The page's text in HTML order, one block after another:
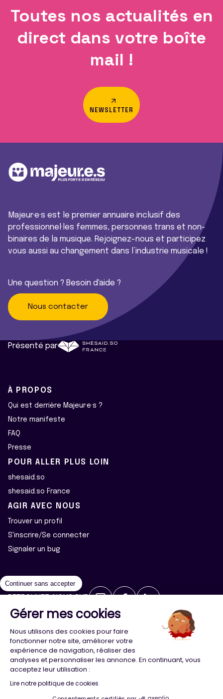
Toutes nos actualités en
direct dans votre boîte
mail !
NEWSLETTER
Majeur·e·s est le premier annuaire inclusif des
professionnel·les femmes, personnes trans et non-
binaires de la musique. Rejoignez-nous et participez
vous aussi au changement dans l’industrie musicale !
Une question ? Besoin d'aide ?
Nous contacter
Présenté par
À PROPOS
Qui est derrière Majeur·e·s ?
Notre manifeste
FAQ
Presse
POUR ALLER PLUS LOIN
shesaid.so
shesaid.so France
AGIR AVEC NOUS
Trouver un profil
S'inscrire/Se connecter
Signaler un bug
2026 ©Majeur·e·s - Tous droits réservés
Politique de confidentialité
Cookies
Conception Agence Adeliom
Continuer sans accepter
Gérer mes cookies
Nous utilisons des cookies pour faire
fonctionner notre site, améliorer votre
expérience de navigation, réaliser des
analyses et personnaliser les annonce. En continuant, vous
acceptez leur utilisation :
Lire notre politique de cookies